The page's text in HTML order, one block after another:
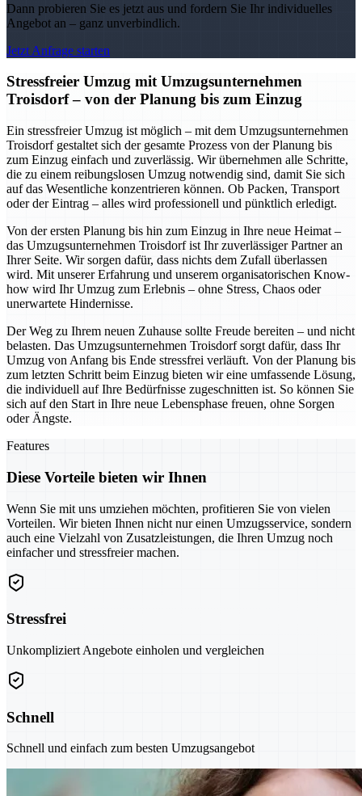
Dann probieren Sie es jetzt aus und fordern Sie Ihr individuelles
Angebot an – ganz unverbindlich.
Jetzt Anfrage starten
Stressfreier Umzug mit Umzugsunternehmen
Troisdorf – von der Planung bis zum Einzug
Ein stressfreier Umzug ist möglich – mit dem Umzugsunternehmen
Troisdorf gestaltet sich der gesamte Prozess von der Planung bis
zum Einzug einfach und zuverlässig. Wir übernehmen alle Schritte,
die zu einem reibungslosen Umzug notwendig sind, damit Sie sich
auf das Wesentliche konzentrieren können. Ob Packen, Transport
oder der Eintrag – alles wird professionell und pünktlich erledigt.
Von der ersten Planung bis hin zum Einzug in Ihre neue Heimat –
das Umzugsunternehmen Troisdorf ist Ihr zuverlässiger Partner an
Ihrer Seite. Wir sorgen dafür, dass nichts dem Zufall überlassen
wird. Mit unserer Erfahrung und unserem organisatorischen Know-
how wird Ihr Umzug zum Erlebnis – ohne Stress, Chaos oder
unerwartete Hindernisse.
Der Weg zu Ihrem neuen Zuhause sollte Freude bereiten – und nicht
belasten. Das Umzugsunternehmen Troisdorf sorgt dafür, dass Ihr
Umzug von Anfang bis Ende stressfrei verläuft. Von der Planung bis
zum letzten Schritt beim Einzug bieten wir eine umfassende Lösung,
die individuell auf Ihre Bedürfnisse zugeschnitten ist. So können Sie
sich auf den Start in Ihre neue Lebensphase freuen, ohne Sorgen
oder Ängste.
Features
Diese Vorteile bieten wir Ihnen
Wenn Sie mit uns umziehen möchten, profitieren Sie von vielen
Vorteilen. Wir bieten Ihnen nicht nur einen Umzugsservice, sondern
auch eine Vielzahl von Zusatzleistungen, die Ihren Umzug noch
einfacher und stressfreier machen.
Stressfrei
Unkompliziert Angebote einholen und vergleichen
Schnell
Schnell und einfach zum besten Umzugsangebot